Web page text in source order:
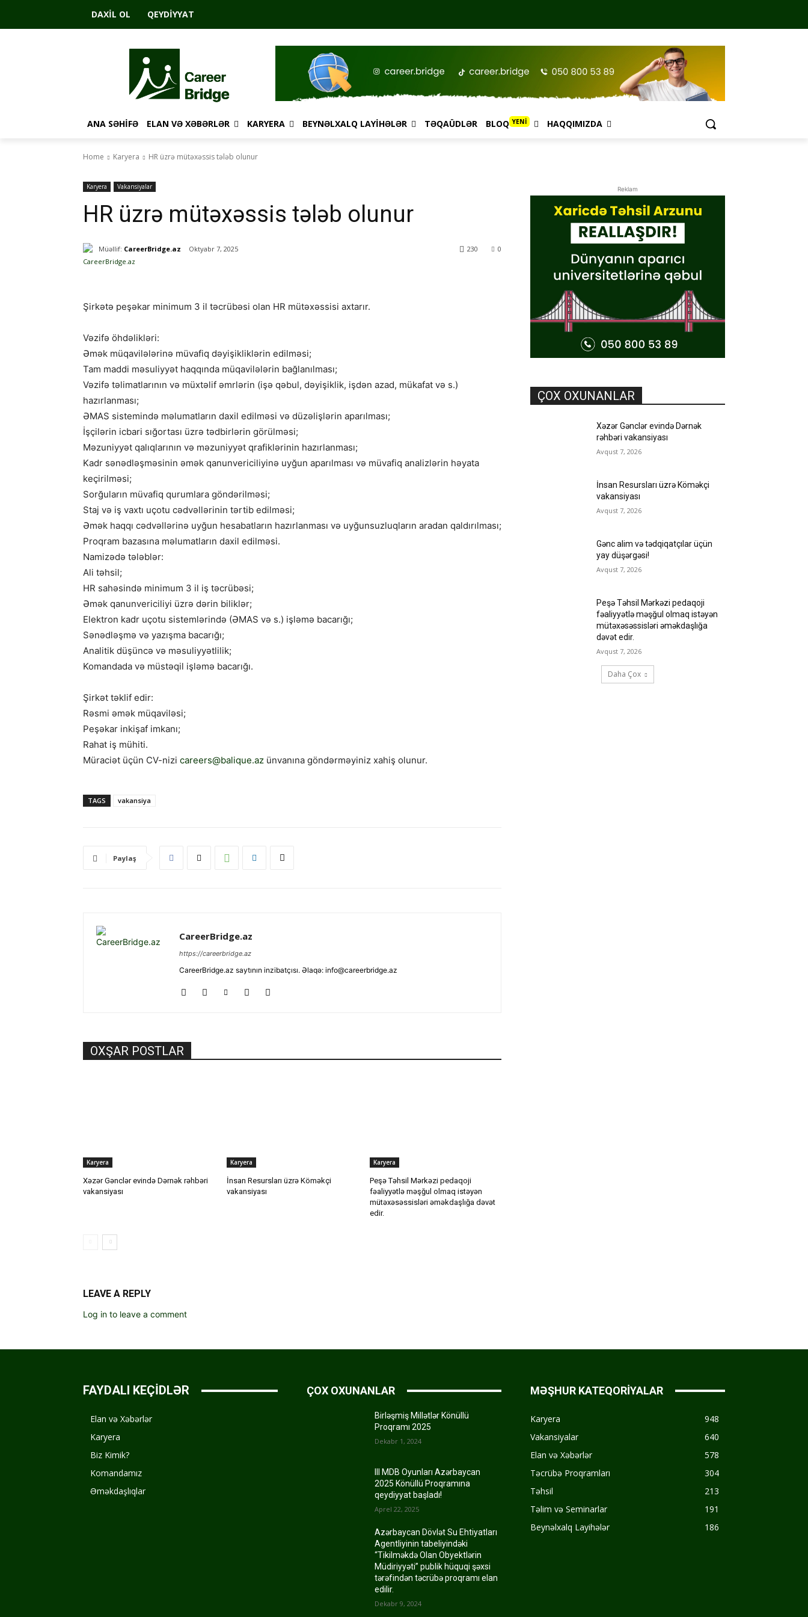
DAXIL OL QEYDIYYAT
ANA SƏHIFƏ ELAN VƏ XƏBƏRLƏR KARYERA BEYNƏLXALQ LAYIHƏLƏR TƏQAÜDLƏR BLOQ YENİ HAQQIMIZDA
Home Karyera HR üzrə mütəxəssis tələb olunur
Karyera Vakansiyalar
HR üzrə mütəxəssis tələb olunur
Müəllif: CareerBridge.az Oktyabr 7, 2025 0
230
Şirkətə peşəkar minimum 3 il təcrübəsi olan HR mütəxəssisi axtarır.
Vəzifə öhdəlikləri:
Əmək müqavilələrinə müvafiq dəyişikliklərin edilməsi;
Tam maddi məsuliyyət haqqında müqavilələrin bağlanılması;
Vəzifə təlimatlarının və müxtəlif əmrlərin (işə qəbul, dəyişiklik, işdən azad, mükafat və s.)
hazırlanması;
ƏMAS sistemində məlumatların daxil edilməsi və düzəlişlərin aparılması;
İşçilərin icbari sığortası üzrə tədbirlərin görülməsi;
Məzuniyyət qalıqlarının və məzuniyyət qrafiklərinin hazırlanması;
Kadr sənədləşməsinin əmək qanunvericiliyinə uyğun aparılması və müvafiq analizlərin həyata
keçirilməsi;
Sorğuların müvafiq qurumlara göndərilməsi;
Staj və iş vaxtı uçotu cədvəllərinin tərtib edilməsi;
Əmək haqqı cədvəllərinə uyğun hesabatların hazırlanması və uyğunsuzluqların aradan qaldırılması;
Proqram bazasına məlumatların daxil edilməsi.
Namizədə tələblər:
Ali təhsil;
HR sahəsində minimum 3 il iş təcrübəsi;
Əmək qanunvericiliyi üzrə dərin biliklər;
Elektron kadr uçotu sistemlərində (ƏMAS və s.) işləmə bacarığı;
Sənədləşmə və yazışma bacarığı;
Analitik düşüncə və məsuliyyətlilik;
Komandada və müstəqil işləmə bacarığı.
Şirkət təklif edir:
Rəsmi əmək müqaviləsi;
Peşəkar inkişaf imkanı;
Rahat iş mühiti.
Müraciət üçün CV-nizi careers@balique.az ünvanına göndərməyiniz xahiş olunur.
TAGS vakansiya
Paylaş
CareerBridge.az
https://careerbridge.az
CareerBridge.az saytının inzibatçısı. Əlaqə: info@careerbridge.az
OXŞAR POSTLAR
Karyera
Xəzər Gənclər evində Dərnək rəhbəri
vakansiyası
Karyera
İnsan Resursları üzrə Köməkçi
vakansiyası
Karyera
Peşə Təhsil Mərkəzi pedaqoji
fəaliyyətlə məşğul olmaq istəyən
mütəxəsəssisləri əməkdaşlığa dəvət
edir.
LEAVE A REPLY
Log in to leave a comment
Reklam
ÇOX OXUNANLAR
Xəzər Gənclər evində Dərnək
rəhbəri vakansiyası
Avqust 7, 2026
İnsan Resursları üzrə Köməkçi
vakansiyası
Avqust 7, 2026
Gənc alim və tədqiqatçılar üçün
yay düşərgəsi!
Avqust 7, 2026
Peşə Təhsil Mərkəzi pedaqoji
fəaliyyətlə məşğul olmaq istəyən
mütəxəsəssisləri əməkdaşlığa
dəvət edir.
Avqust 7, 2026
Daha Çox
FAYDALI KEÇİDLƏR
Elan və Xəbərlər
Karyera
Biz Kimik?
Komandamız
Əməkdaşlıqlar
ÇOX OXUNANLAR
Birləşmiş Millətlər Könüllü
Proqramı 2025
Dekabr 1, 2024
III MDB Oyunları Azərbaycan
2025 Könüllü Proqramına
qeydiyyat başladı!
Aprel 22, 2025
Azərbaycan Dövlət Su Ehtiyatları
Agentliyinin tabeliyindəki
“Tikilməkdə Olan Obyektlərin
Müdiriyyəti” publik hüquqi şəxsi
tərəfindən təcrübə proqramı elan
edilir.
Dekabr 9, 2024
MƏŞHUR KATEQORİYALAR
Karyera
948
Vakansiyalar
640
Elan və Xəbərlər
578
Təcrübə Proqramları
304
Təhsil
213
Təlim və Seminarlar
191
Beynəlxalq Layihələr
186